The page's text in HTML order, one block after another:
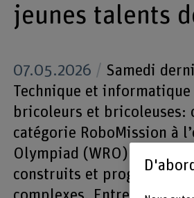
jeunes talents
07.05.2026
Samedi
Technique et
bricoleurs et bricoleuses:
catégorie RoboMission à
Olympiad (WRO).
construits et programmés